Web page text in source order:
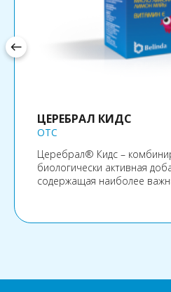
ЦЕРЕБРАЛ КИДС
OTC
Церебрал® Кидс –
биологически активная
содержащая наиболее
также масло лимона и
качестве
west